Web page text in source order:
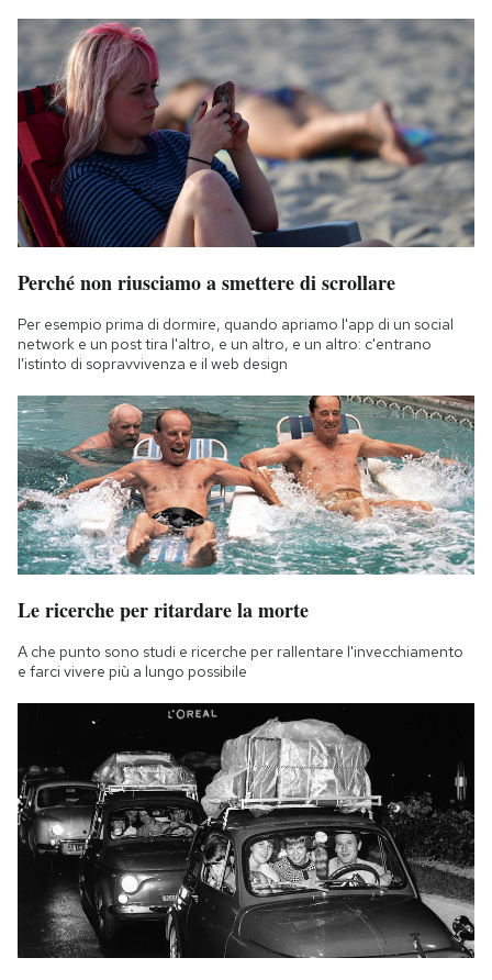
Perché non riusciamo a smettere di scrollare
Per esempio prima di dormire, quando apriamo l'app di un social
network e un post tira l'altro, e un altro, e un altro: c'entrano
l'istinto di sopravvivenza e il web design
Le ricerche per ritardare la morte
A che punto sono studi e ricerche per rallentare l'invecchiamento
e farci vivere più a lungo possibile